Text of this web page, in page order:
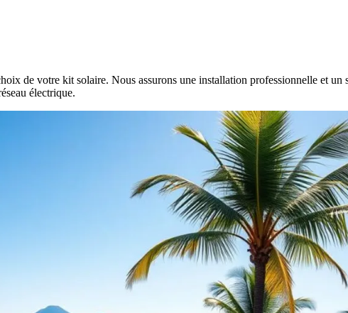
de votre kit solaire. Nous assurons une installation professionnelle et
électrique.